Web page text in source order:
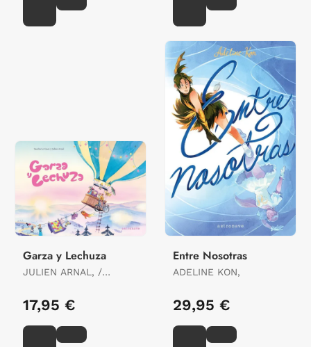
Garza y Lechuza
JULIEN ARNAL, /
17,95 €
Entre Nosotras
ADELINE KON,
29,95 €